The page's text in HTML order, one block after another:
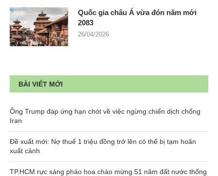
Quốc gia châu Á vừa đón năm mới
2083
26/04/2026
BÀI VIẾT MỚI
Ông Trump đáp ứng hạn chót về việc ngừng chiến dịch chống
Iran
Đề xuất mới: Nợ thuế 1 triệu đồng trở lên có thể bị tạm hoãn
xuất cảnh
TP.HCM rực sáng pháo hoa chào mừng 51 năm đất nước thống